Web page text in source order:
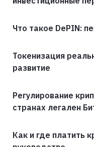
Что такое DePIN:
Токенизация
развитие
Регулирование
странах легален
Как и где платить